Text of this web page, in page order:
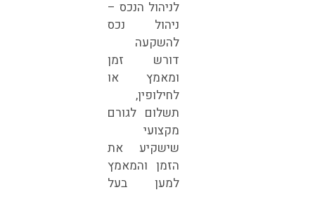
לניהול הנכס –
ניהול נכס
להשקעה
דורש זמן
ומאמץ או
לחילופין,
תשלום לגורם
מקצועי
שישקיע את
הזמן והמאמץ
למען בעל